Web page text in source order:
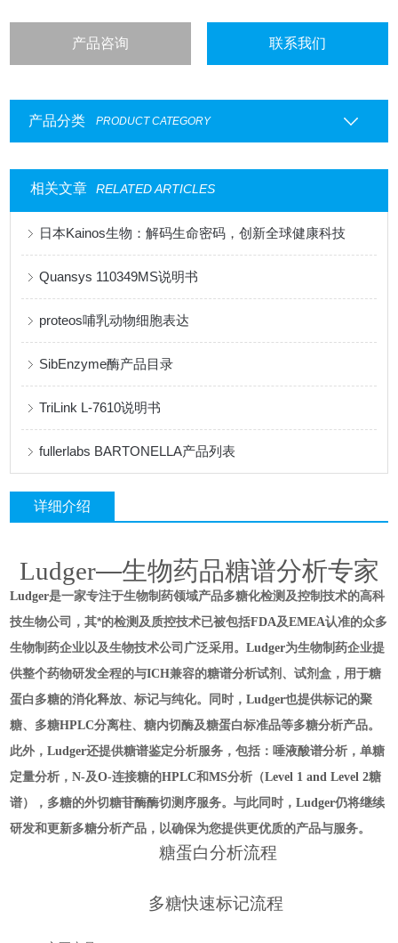
产品咨询 联系我们
产品分类 PRODUCT CATEGORY
相关文章 RELATED ARTICLES
日本Kainos生物：解码生命密码，创新全球健康科技
Quansys 110349MS说明书
proteos哺乳动物细胞表达
SibEnzyme酶产品目录
TriLink L-7610说明书
fullerlabs BARTONELLA产品列表
详细介绍
Ludger—生物药品糖谱分析专家
Ludger是一家专注于生物制药领域产品多糖化检测及控制技术的高科
技生物公司，其*的检测及质控技术已被包括FDA及EMEA认准的众多
生物制药企业以及生物技术公司广泛采用。Ludger为生物制药企业提
供整个药物研发全程的与ICH兼容的糖谱分析试剂、试剂盒，用于糖
蛋白多糖的消化释放、标记与纯化。同时，Ludger也提供标记的聚
糖、多糖HPLC分离柱、糖内切酶及糖蛋白标准品等多糖分析产品。
此外，Ludger还提供糖谱鉴定分析服务，包括：唾液酸谱分析，单糖
定量分析，N-及O-连接糖的HPLC和MS分析（Level 1 and Level 2糖
谱），多糖的外切糖苷酶酶切测序服务。与此同时，Ludger仍将继续
研发和更新多糖分析产品，以确保为您提供更优质的产品与服务。
糖蛋白分析流程
多糖快速标记流程